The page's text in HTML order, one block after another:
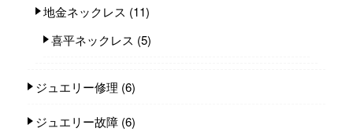
地金ネックレス (11)
喜平ネックレス (5)
ジュエリー修理 (6)
ジュエリー故障 (6)